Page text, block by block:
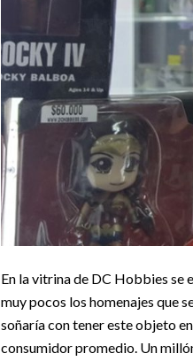
En la vitrina de DC Hobbies se
muy pocos los homenajes que
soñaría con tener este objeto
consumidor promedio. Un